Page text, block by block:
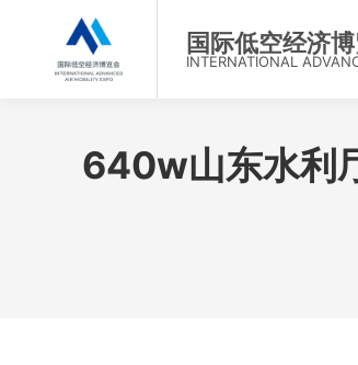
国际低空经济
INTERNATIONAL
640w山东水利